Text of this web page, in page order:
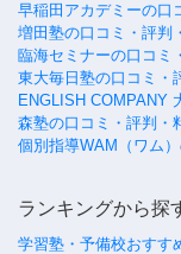
早稲田アカデミーの口
増田塾の口コミ・評判
臨海セミナーの口コミ
東大毎日塾の口コミ・
ENGLISH COMPANY
森塾の口コミ・評判・
個別指導WAM（ワム
ランキングから探
学習塾・予備校おすす